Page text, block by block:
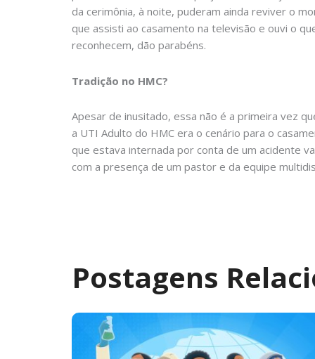
da cerimônia, à noite, puderam ainda reviver o
que assisti ao casamento na televisão e ouvi o
reconhecem, dão parabéns.
Tradição no HMC?
Apesar de inusitado, essa não é a primeira vez
a UTI Adulto do HMC era o cenário para o
que estava internada por conta de um acidente
com a presença de um pastor e da equipe
Postagens